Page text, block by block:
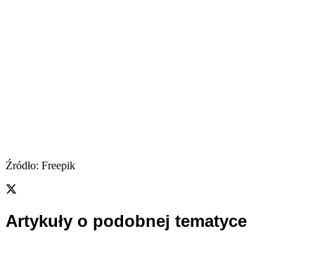
Źródło: Freepik
Artykuły o podobnej tematyce